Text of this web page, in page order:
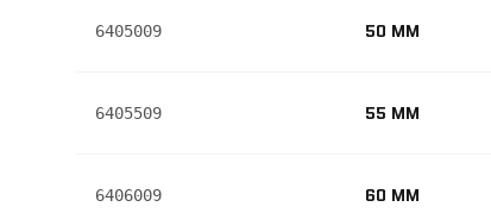
6405009 50 MM
6405509 55 MM
6406009 60 MM